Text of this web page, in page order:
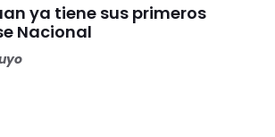
ya tiene sus primeros
Nacional